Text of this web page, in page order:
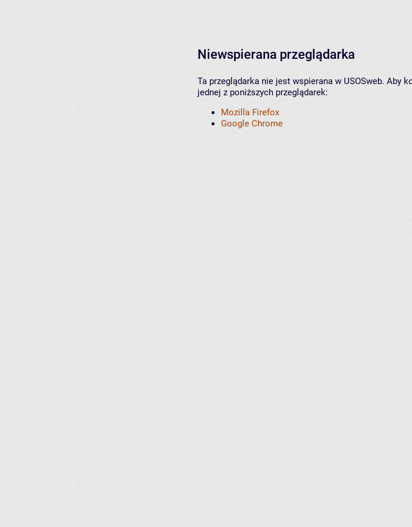
Niewspierana przeglądarka
Ta przeglądarka nie jest wspierana w USOSweb. Aby
jednej z poniższych przeglądarek:
Mozilla Firefox
Google Chrome